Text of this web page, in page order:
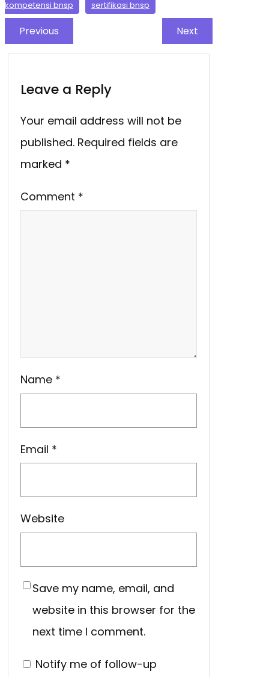
kompetensi bnsp sertifikasi bnsp
Previous Next
Leave a Reply
Your email address will not be
published. Required fields are
marked *
Comment *
Name *
Email *
Website
Save my name, email, and
website in this browser for the
next time I comment.
Notify me of follow-up